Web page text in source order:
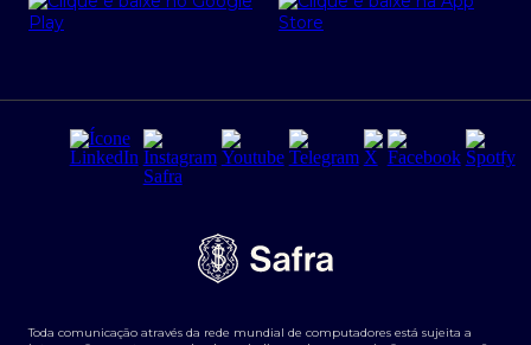
Regras e Parâmetros de Atuação Banco Safra
Segurança da Informação
Tarifas e serviços Pessoa Física
Transparência de remuneração
Empréstimo e financiamentos PJ
Derivativos
Agronegócios
Toda comunicação através da rede mundial de computadores está sujeita a